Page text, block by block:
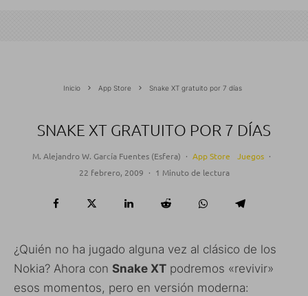
Inicio App Store Snake XT gratuito por 7 días
SNAKE XT GRATUITO POR 7 DÍAS
M. Alejandro W. García Fuentes (Esfera) · App Store Juegos ·
22 febrero, 2009 · 1 Minuto de lectura
¿Quién no ha jugado alguna vez al clásico de los
Nokia? Ahora con Snake XT podremos «revivir»
esos momentos, pero en versión moderna: